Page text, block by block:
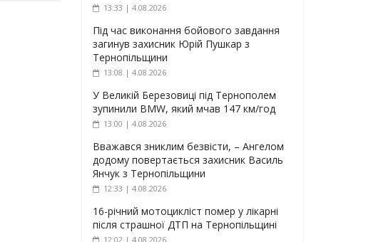
13:33 | 4.08.2026
Під час виконання бойового завдання
загинув захисник Юрій Пушкар з
Тернопільщини
13:08 | 4.08.2026
У Великій Березовиці під Тернополем
зупинили BMW, який мчав 147 км/год
13:00 | 4.08.2026
Вважався зниклим безвісти, – Ангелом
додому повертається захисник Василь
Янчук з Тернопільщини
12:33 | 4.08.2026
16-річний мотоцикліст помер у лікарні
після страшної ДТП на Тернопільщині
12:02 | 4.08.2026